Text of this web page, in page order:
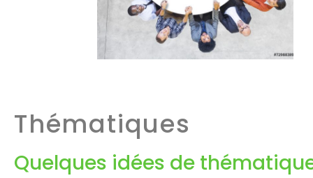
Thématiques
Quelques idées de